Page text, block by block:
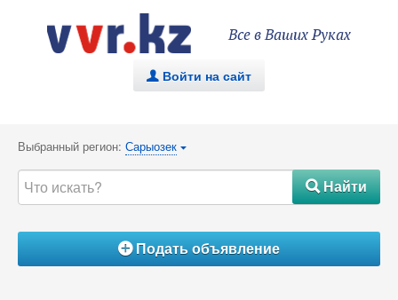
Все в Ваших Руках
. Войти на сайт
Выбранный регион: Сарыозек {
#Найти
ÁПодать объявление